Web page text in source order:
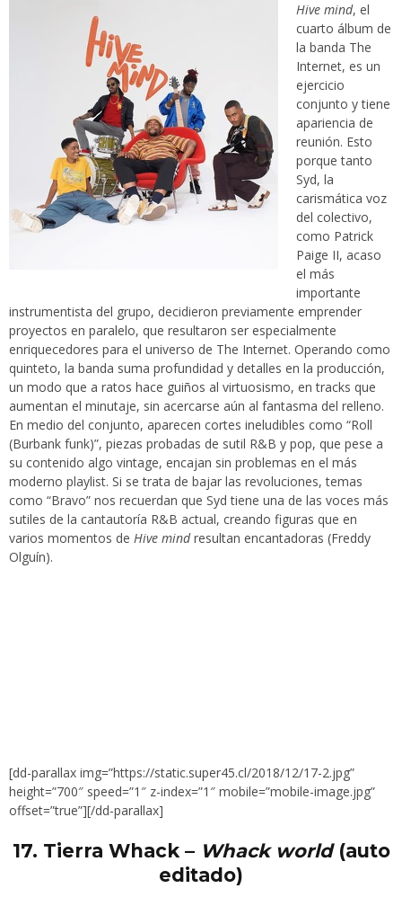
Hive mind, el
cuarto álbum de
la banda The
Internet, es un
ejercicio
conjunto y tiene
apariencia de
reunión. Esto
porque tanto
Syd, la
carismática voz
del colectivo,
como Patrick
Paige II, acaso
el más
importante
instrumentista del grupo, decidieron previamente emprender
proyectos en paralelo, que resultaron ser especialmente
enriquecedores para el universo de The Internet. Operando como
quinteto, la banda suma profundidad y detalles en la producción,
un modo que a ratos hace guiños al virtuosismo, en tracks que
aumentan el minutaje, sin acercarse aún al fantasma del relleno.
En medio del conjunto, aparecen cortes ineludibles como “Roll
(Burbank funk)”, piezas probadas de sutil R&B y pop, que pese a
su contenido algo vintage, encajan sin problemas en el más
moderno playlist. Si se trata de bajar las revoluciones, temas
como “Bravo” nos recuerdan que Syd tiene una de las voces más
sutiles de la cantautoría R&B actual, creando figuras que en
varios momentos de Hive mindresultan encantadoras (Freddy
Olguín).
[dd-parallax img=”https://static.super45.cl/2018/12/17-2.jpg”
height=”700″ speed=”1″ z-index=”1″ mobile=”mobile-image.jpg”
offset=”true”][/dd-parallax]
17. Tierra Whack – Whack world(auto
editado)